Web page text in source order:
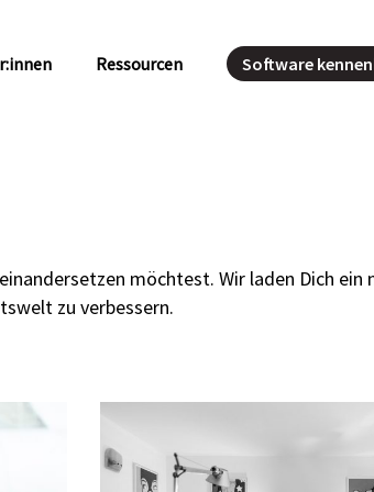
Ressourcen Software
möchtest. Wir laden Dich ein
zu verbessern.